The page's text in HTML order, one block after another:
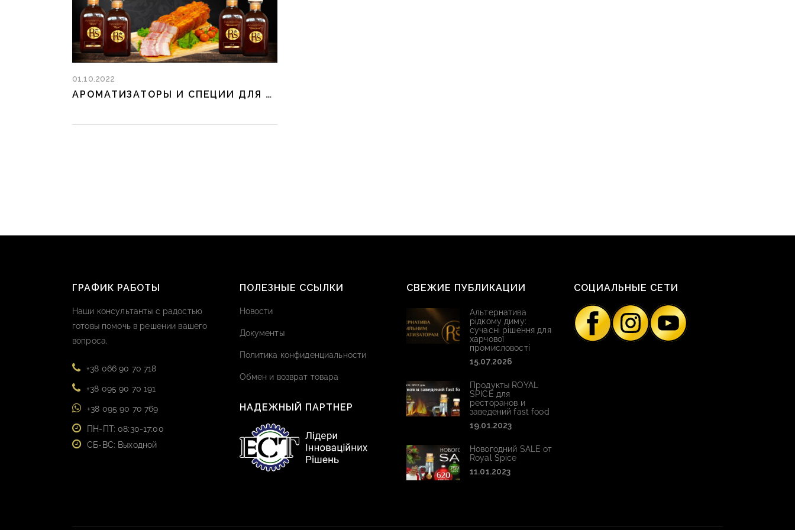
01.10.2022
АРОМАТИЗАТОРЫ И СПЕЦИИ ДЛЯ КОПЧЕНОГО САЛА
ГРАФИК РАБОТЫ
Наши консультанты с радостью
готовы помочь в решении вашего
вопроса.
+38 066 90 70 718
+38 095 90 70 191
+38 095 90 70 769
ПН-ПТ: 08:30-17:00
СБ-ВС: Выходной
ПОЛЕЗНЫЕ ССЫЛКИ
Новости
Документы
Политика конфиденциальности
Обмен и возврат товара
НАДЕЖНЫЙ ПАРТНЕР
СВЕЖИЕ ПУБЛИКАЦИИ
Альтернатива
рідкому диму:
сучасні рішення для
харчової
промисловості
15.07.2026
Продукты ROYAL
SPICE для
ресторанов и
заведений fast food
19.01.2023
Новогодний SALE от
Royal Spice
11.01.2023
СОЦИАЛЬНЫЕ СЕТИ